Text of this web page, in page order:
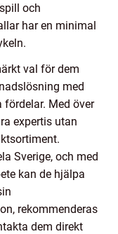
och
har en minimal
val för dem
med
Med över
expertis utan
Sverige, och med
kan de hjälpa
rekommenderas
dem direkt